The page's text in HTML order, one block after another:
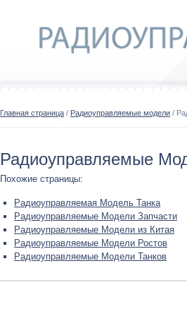
Главная страница / Радиоуправляемые модели /
Радиоуправляемые
Похожие страницы:
Радиоуправляемая Модель Танка
Радиоуправляемые Модели Запчасти
Радиоуправляемые Модели из Китая
Радиоуправляемые Модели Ростов
Радиоуправляемые Модели Танков